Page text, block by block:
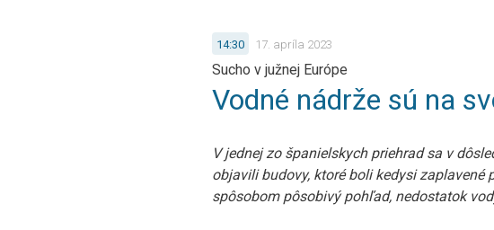
14:30 17. apríla 2023
Sucho v južnej Európe
Vodné nádrže sú na
V jednej zo španielskych priehrad sa v
objavili budovy, ktoré boli kedysi zaplavené
spôsobom pôsobivý pohľad, nedostatok